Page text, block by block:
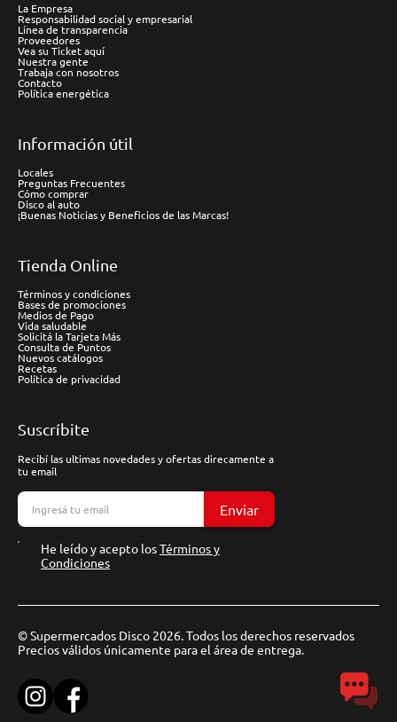
La Empresa
Responsabilidad social y empresarial
Línea de transparencia
Proveedores
Vea su Ticket aquí
Nuestra gente
Trabaja con nosotros
Contacto
Política energética
Información útil
Locales
Preguntas Frecuentes
Cómo comprar
Disco al auto
¡Buenas Noticias y Beneficios de las Marcas!
Tienda Online
Términos y condiciones
Bases de promociones
Medios de Pago
Vida saludable
Solicitá la Tarjeta Más
Consulta de Puntos
Nuevos catálogos
Recetas
Política de privacidad
Suscríbite
Recibí las ultimas novedades y ofertas direcamente a
tu email
Enviar
He leído y acepto losTérminos y
Condiciones
© Supermercados Disco 2026. Todos los derechos reservados
Precios válidos únicamente para el área de entrega.